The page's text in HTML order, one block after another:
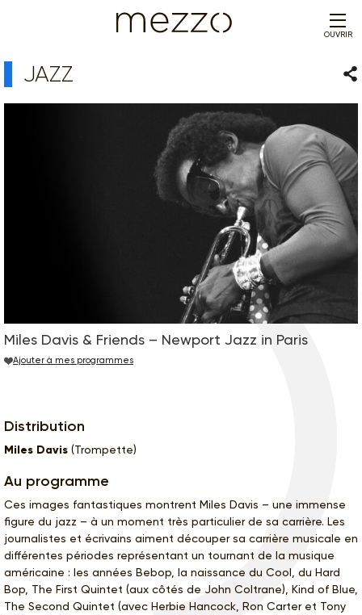
OUVRIR
JAZZ
Miles Davis & Friends – Newport Jazz in Paris
Ajouter à mes programmes
Distribution
Miles Davis (Trompette)
Au programme
Ces images fantastiques montrent Miles Davis – une immense
figure du jazz – à un moment très particulier de sa carrière. Les
journalistes et écrivains aiment découper sa carrière musicale en
différentes périodes représentant un tournant de la musique
américaine : les années Bebop, la naissance du Cool, du Hard
Bop, The First Quintet (aux côtés de John Coltrane), Kind of Blue,
The Second Quintet (avec Herbie Hancock, Ron Carter et Tony